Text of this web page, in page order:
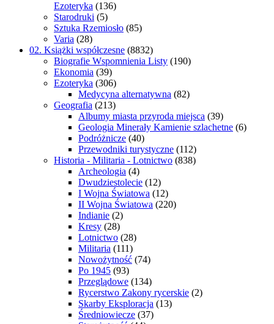
Ezoteryka (136)
Starodruki (5)
Sztuka Rzemiosło (85)
Varia (28)
02. Książki współczesne (8832)
Biografie Wspomnienia Listy (190)
Ekonomia (39)
Ezoteryka (306)
Medycyna alternatywna (82)
Geografia (213)
Albumy miasta przyroda miejsca (39)
Geologia Minerały Kamienie szlachetne (6)
Podróżnicze (40)
Przewodniki turystyczne (112)
Historia - Militaria - Lotnictwo (838)
Archeologia (4)
Dwudziestolecie (12)
I Wojna Światowa (12)
II Wojna Światowa (220)
Indianie (2)
Kresy (28)
Lotnictwo (28)
Militaria (111)
Nowożytność (74)
Po 1945 (93)
Przeglądowe (134)
Rycerstwo Zakony rycerskie (2)
Skarby Eksploracja (13)
Średniowiecze (37)